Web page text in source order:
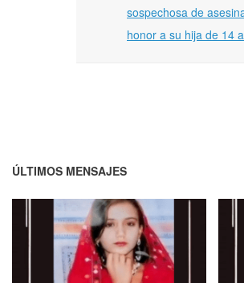
sospechosa de
honor a su hija de 14
ÚLTIMOS MENSAJES